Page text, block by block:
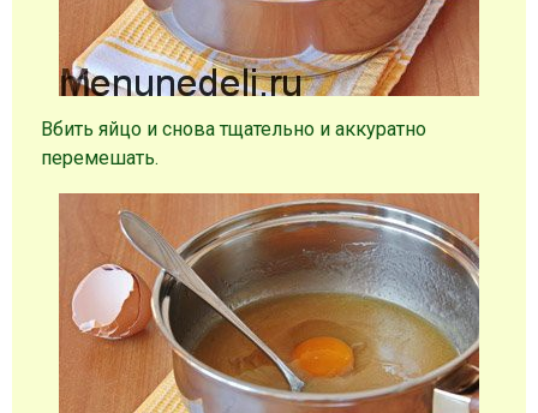
Вбить яйцо и снова тщательно и аккуратно
перемешать.